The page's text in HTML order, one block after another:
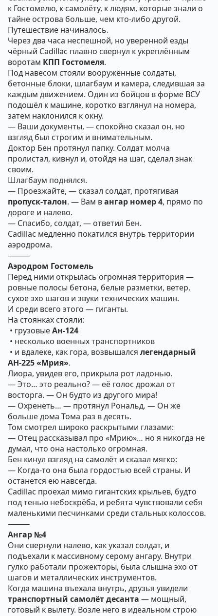
к Гостомелю, к самолёту, к людям, которые знали о
тайне острова больше, чем кто-либо другой.
Путешествие начиналось.
Через два часа неспешной, но уверенной езды
чёрный Cadillac плавно свернул к укреплённым
воротам КПП Гостомеля.
Под навесом стояли вооружённые солдаты,
бетонные блоки, шлагбаум и камера, следившая за
каждым движением. Один из бойцов в форме ВСУ
подошёл к машине, коротко взглянул на номера,
затем наклонился к окну.
— Ваши документы, — спокойно сказал он, но
взгляд был строгим и внимательным.
Доктор Бен протянул папку. Солдат молча
пролистал, кивнул и, отойдя на шаг, сделал знак
своим.
Шлагбаум поднялся.
— Проезжайте, — сказал солдат, протягивая
пропуск-талон. — Вам вангар номер 4, прямо по
дороге и налево.
— Спасибо, солдат, — ответил Бен.
Cadillac медленно покатился внутрь территории
аэродрома.
⸻
Аэродром Гостомель
Перед ними открылась огромная территория —
ровные полосы бетона, белые разметки, ветер,
сухое эхо шагов и звуки технических машин.
И среди всего этого — гиганты.
На стоянках стояли:
• грузовыеАн-124
• несколько военных транспортников
• и вдалеке, как гора, возвышался легендарный
АН-225 «Мрия».
Лиора, увидев его, прикрыла рот ладонью.
— Это… это реально? — её голос дрожал от
восторга. — Он будто из другого мира!
— Охренеть… — протянул Рональд. — Он же
больше дома Тома раз в десять.
Том смотрел широко раскрытыми глазами:
— Отец рассказывал про «Мрию»… но я никогда не
думал, что она настолько огромная.
Бен кинул взгляд на самолёт и сказал мягко:
— Когда-то она была гордостью всей страны. И
останется ею навсегда.
Cadillac проехал мимо гигантских крыльев, будто
под тенью небоскрёба, и ребята чувствовали себя
маленькими песчинками среди стальных колоссов.
⸻
Ангар №4
Они свернули налево, как указал солдат, и
подъехали к массивному серому ангару. Внутри
гулко работали прожекторы, была слышна эхо от
шагов и металлических инструментов.
Когда машина въехала внутрь, друзья увидели
транспортный самолёт десанта — мощный,
готовый к вылету. Возле него в идеальном строю